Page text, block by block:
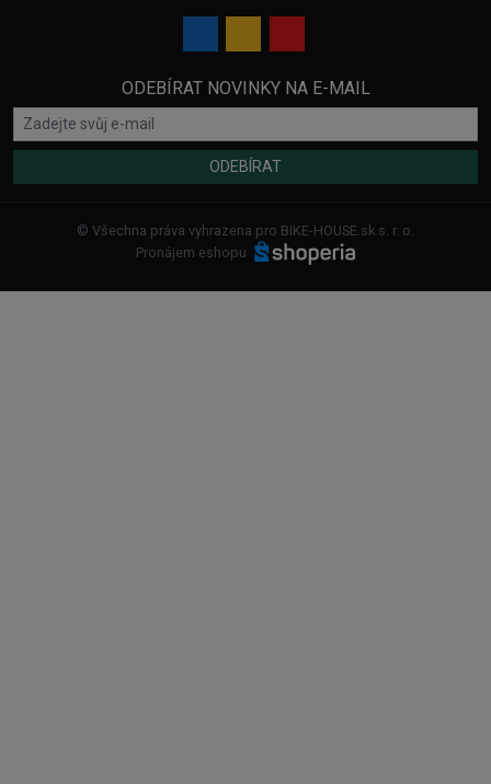
ODEBÍRAT NOVINKY NA E-MAIL
ODEBÍRAT
© Všechna práva vyhrazena pro BIKE-HOUSE.sk s. r. o.
Pronájem eshopu